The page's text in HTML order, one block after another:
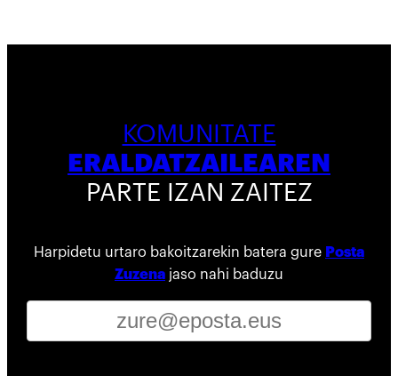
KOMUNITATE
ERALDATZAILEAREN
PARTE IZAN ZAITEZ
Harpidetu urtaro bakoitzarekin batera gure Posta
Zuzena jaso nahi baduzu